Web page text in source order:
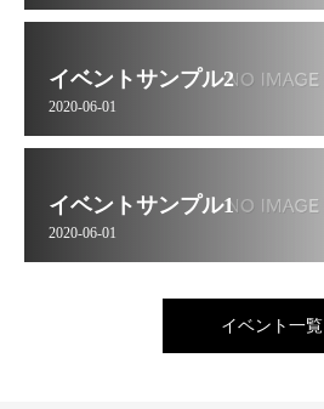
イベントサンプル2
2020-06-01
イベントサンプル1
2020-06-01
イベント一覧